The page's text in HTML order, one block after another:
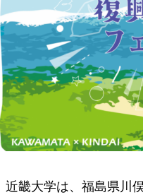
近畿⼤学は、福島県川